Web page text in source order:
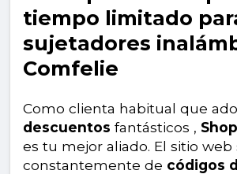
tiempo limitado
sujetadores
Comfelie
Como clienta habitual que
descuentos fantásticos ,
es tu mejor aliado. El sitio web
constantemente de códigos